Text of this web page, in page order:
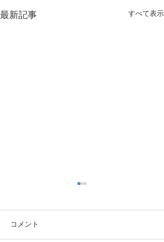
最新記事 すべて表示
コメント